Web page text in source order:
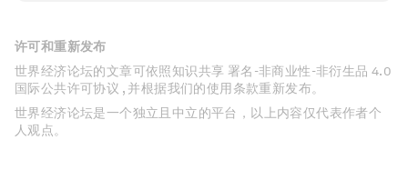
许可和重新发布
世界经济论坛的文章可依照知识共享 署名-非商业性-非衍生品 4.0
国际公共许可协议 , 并根据我们的使用条款重新发布。
世界经济论坛是一个独立且中立的平台，以上内容仅代表作者个
人观点。